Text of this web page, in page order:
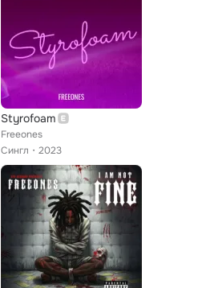
Styrofoam
Freeones
Сингл
2023